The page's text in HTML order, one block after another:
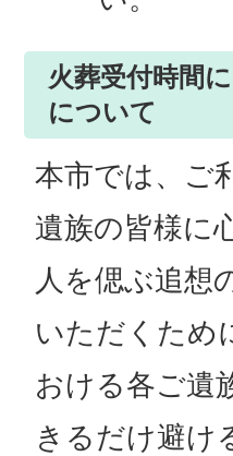
火葬受付時間
について
本市では、ご
遺族の皆様に
人を偲ぶ追想
いただくため
おける各ご遺
きるだけ避け